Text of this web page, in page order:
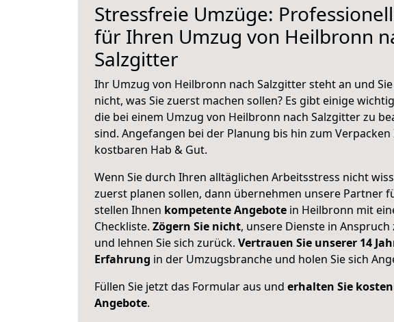
Stressfreie Umzüge:
für Ihren Umzug von Heilbronn
Salzgitter
Ihr Umzug von Heilbronn nach Salzgitter steht an und
nicht, was Sie zuerst machen sollen? Es gibt einige
die bei einem Umzug von Heilbronn nach Salzgitter zu
sind. Angefangen bei der Planung bis hin zum Verpacken
kostbaren Hab & Gut.
Wenn Sie durch Ihren alltäglichen Arbeitsstress nicht
zuerst planen sollen, dann übernehmen unsere Partner
stellen Ihnen kompetente Angebote in Heilbronn mit
Checkliste. Zögern Sie nicht, unsere Dienste in Anspruch
und lehnen Sie sich zurück. Vertrauen Sie unserer 14
Erfahrung in der Umzugsbranche und holen Sie sich
Füllen Sie jetzt das Formular aus und erhalten Sie
Angebote.